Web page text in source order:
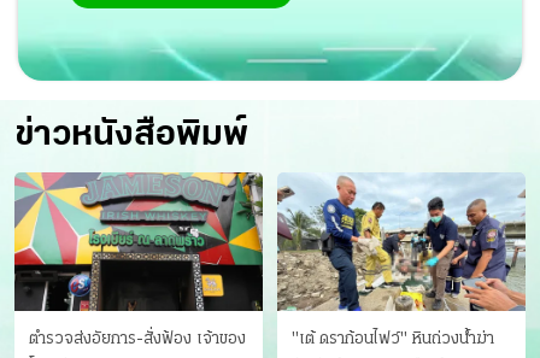
ข่าวหนังสือพิมพ์
ตำรวจส่งอัยการ-สั่งฟ้อง เจ้าของ
"เต้ ดราก้อนไฟว์" หินถ่วงน้ำฆ่า